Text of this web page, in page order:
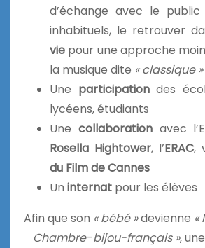
d’échange avec le
inhabituels, le retrouver
vie pour une approche
la musique dite « classique »
Une participationdes
lycéens, étudiants
Une collaborationavec
Rosella Hightower, l’ERAC,
du Film de Cannes
Un internat pour les élèves
Afin que son « bébé »devienne «
Chambre–bijou-français »,